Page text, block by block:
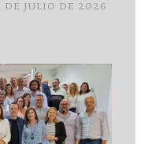
DE JULIO DE 2026